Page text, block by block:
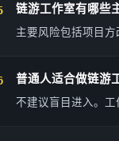
链游工作室有哪些
主要风险包括项目
普通人适合做链游
不建议盲目进入。